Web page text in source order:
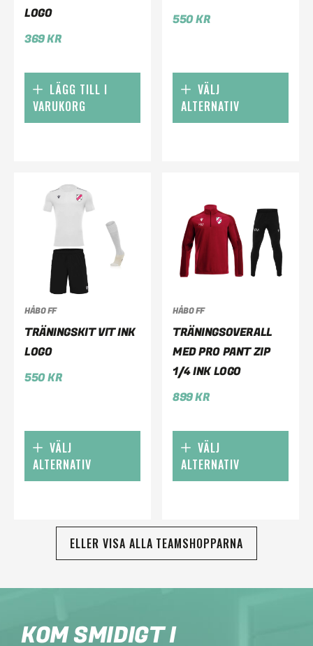
LOGO
369KR
LÄGG TILL I
VARUKORG
550KR
VÄLJ
ALTERNATIV
HÅBO FF
TRÄNINGSKIT VIT INK
LOGO
550KR
VÄLJ
ALTERNATIV
HÅBO FF
TRÄNINGSOVERALL
MED PRO PANT ZIP
1/4 INK LOGO
899KR
VÄLJ
ALTERNATIV
ELLER VISA ALLA TEAMSHOPPARNA
KOM SMIDIGT I